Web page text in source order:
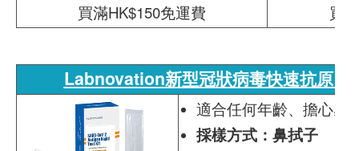
買滿HK$150免運費
買
Labnovation新型冠狀病毒快速抗原自
適合任何年齡、擔心感
採樣方式：鼻拭子